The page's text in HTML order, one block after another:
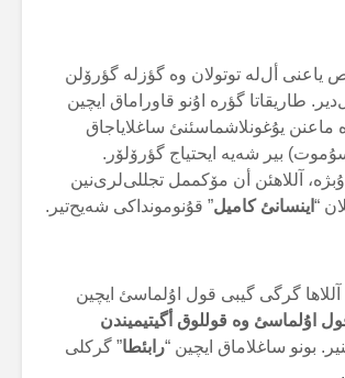
یاعنی أل‌لە توتولان وە گؤزلە گؤرۆلن
طاریقاتا گؤرە اۇنو قاوراماق ایچین
ماعنن یۇغونلاشماسئنئ ساغلایاجاق
بیر شەیە ایحتیاج گؤرۆلۆر.
آللاهئن أن مۆکممل تجللی‌لری‌نین
“ اینسانئ کامیل” قۇنومونداکی شەیح‌تیر.
آللاها گرگی گیبی قول اۇلماسئ ایچین
اۇلماسئ وە قوللوق أگیتیمیندن
بونو ساغلاماق ایچین “رابئطا” گرکلی